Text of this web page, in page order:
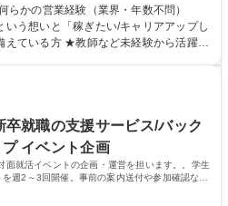
す。 ■キャリアカウンセリ
介・採用情報の提供 ■面接対策・提出書
ションについて】「上京して、自分の
人生に本気で寄り添った就活支援を行
らかの営業経験（業界・年数不問）
いう想いと「稼ぎたい/キャリアアップし
えている方 ★教師など未経験から活躍す
円以上UPしています。直近では入社半
、1年で年収が2倍UPしたメンバー
)→177％(10期)→195％(11期・前期）で
へと増員予定！ 学歴・資格 学
卒就職の支援サービス/バック
イベント企画
面就活イベントの企画・運営を担います。。学生
週2～3回開催。事前の案内送付や参加確認など
当。